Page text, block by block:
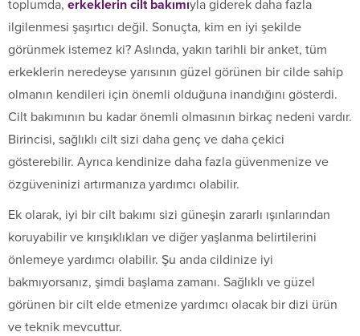
toplumda, erkeklerin cilt bakımıyla giderek daha fazla
ilgilenmesi şaşırtıcı değil. Sonuçta, kim en iyi şekilde
görünmek istemez ki? Aslında, yakın tarihli bir anket, tüm
erkeklerin neredeyse yarısının güzel görünen bir cilde sahip
olmanın kendileri için önemli olduğuna inandığını gösterdi.
Cilt bakımının bu kadar önemli olmasının birkaç nedeni vardır.
Birincisi, sağlıklı cilt sizi daha genç ve daha çekici
gösterebilir. Ayrıca kendinize daha fazla güvenmenize ve
özgüveninizi artırmanıza yardımcı olabilir.
Ek olarak, iyi bir cilt bakımı sizi güneşin zararlı ışınlarından
koruyabilir ve kırışıklıkları ve diğer yaşlanma belirtilerini
önlemeye yardımcı olabilir. Şu anda cildinize iyi
bakmıyorsanız, şimdi başlama zamanı. Sağlıklı ve güzel
görünen bir cilt elde etmenize yardımcı olacak bir dizi ürün
ve teknik mevcuttur.